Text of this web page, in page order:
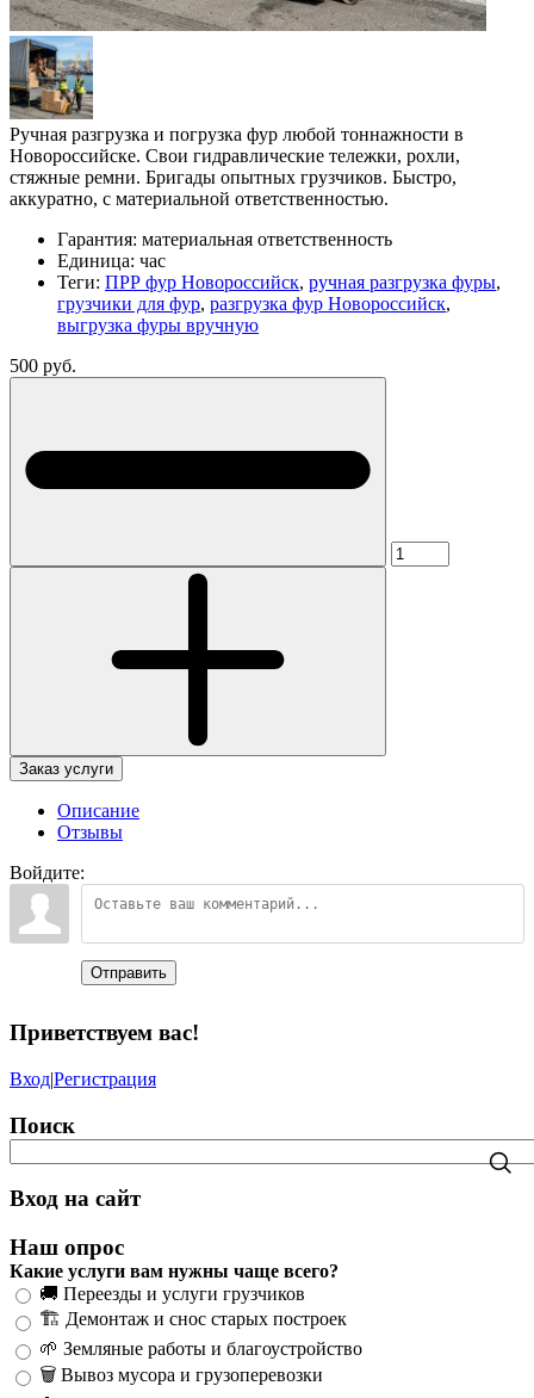
Ручная разгрузка и погрузка фур любой тоннажности в
Новороссийске. Свои гидравлические тележки, рохли,
стяжные ремни. Бригады опытных грузчиков. Быстро,
аккуратно, с материальной ответственностью.
Гарантия: материальная ответственность
Единица: час
Теги: ПРР фур Новороссийск, ручная разгрузка фуры,
грузчики для фур, разгрузка фур Новороссийск,
выгрузка фуры вручную
500 руб.
Заказ услуги
Описание
Отзывы
Войдите:
Отправить
Приветствуем вас!
Вход|Регистрация
Поиск
Вход на сайт
Наш опрос
Какие услуги вам нужны чаще всего?
🚚 Переезды и услуги грузчиков
🏗️ Демонтаж и снос старых построек
🌱 Земляные работы и благоустройство
🗑️ Вывоз мусора и грузоперевозки